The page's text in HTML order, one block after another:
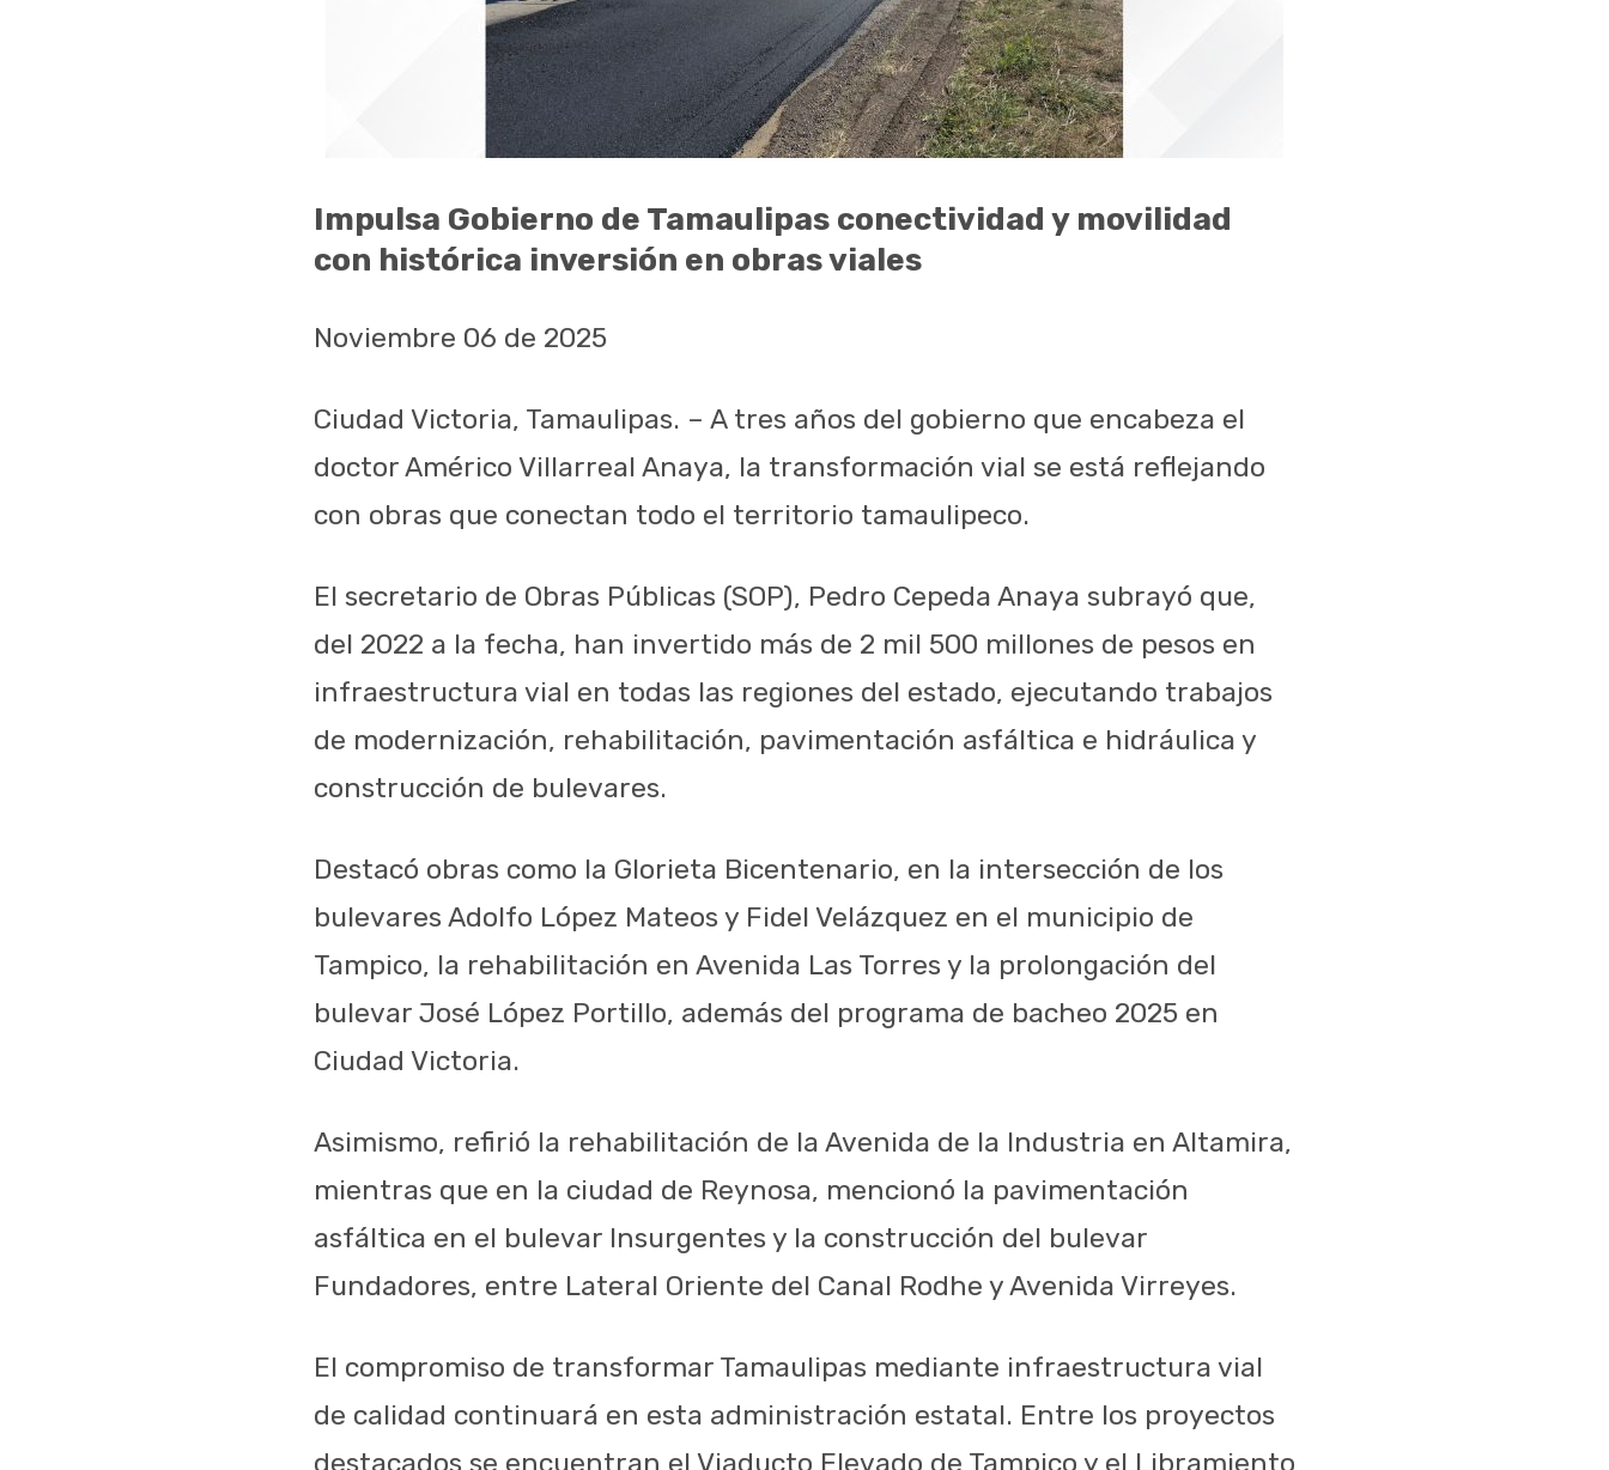
Impulsa Gobierno de Tamaulipas conectividad y movilidad
con histórica inversión en obras viales
Noviembre 06 de 2025
Ciudad Victoria, Tamaulipas. – A tres años del gobierno que encabeza el
doctor Américo Villarreal Anaya, la transformación vial se está reflejando
con obras que conectan todo el territorio tamaulipeco.
El secretario de Obras Públicas (SOP), Pedro Cepeda Anaya subrayó que,
del 2022 a la fecha, han invertido más de 2 mil 500 millones de pesos en
infraestructura vial en todas las regiones del estado, ejecutando trabajos
de modernización, rehabilitación, pavimentación asfáltica e hidráulica y
construcción de bulevares.
Destacó obras como la Glorieta Bicentenario, en la intersección de los
bulevares Adolfo López Mateos y Fidel Velázquez en el municipio de
Tampico, la rehabilitación en Avenida Las Torres y la prolongación del
bulevar José López Portillo, además del programa de bacheo 2025 en
Ciudad Victoria.
Asimismo, refirió la rehabilitación de la Avenida de la Industria en Altamira,
mientras que en la ciudad de Reynosa, mencionó la pavimentación
asfáltica en el bulevar Insurgentes y la construcción del bulevar
Fundadores, entre Lateral Oriente del Canal Rodhe y Avenida Virreyes.
El compromiso de transformar Tamaulipas mediante infraestructura vial
de calidad continuará en esta administración estatal. Entre los proyectos
destacados se encuentran el Viaducto Elevado de Tampico y el Libramiento